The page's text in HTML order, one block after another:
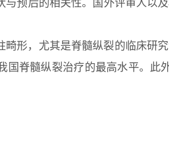
预后的相关性。国外评审人以
形，尤其是脊髓纵裂的临床研
国脊髓纵裂治疗的最高水平。此